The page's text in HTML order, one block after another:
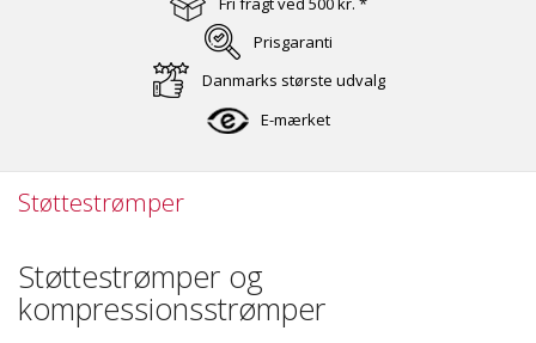
Prisgaranti
Danmarks største udvalg
E-mærket
Støttestrømper
Støttestrømper og
kompressionsstrømper